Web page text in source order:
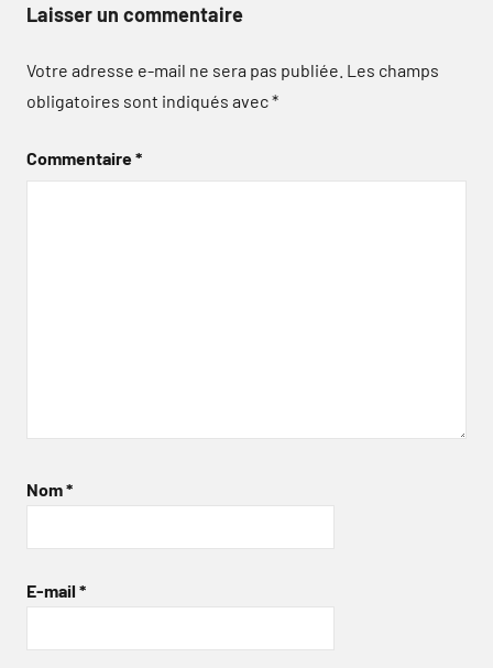
Laisser un commentaire
Votre adresse e-mail ne sera pas publiée. Les champs
obligatoires sont indiqués avec*
Commentaire*
Nom*
E-mail *